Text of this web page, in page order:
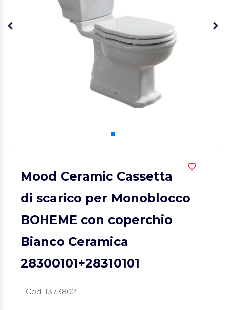
Mood Ceramic Cassetta
di scarico per Monoblocco
BOHEME con coperchio
Bianco Ceramica
28300101+28310101
- Cod. 1373802